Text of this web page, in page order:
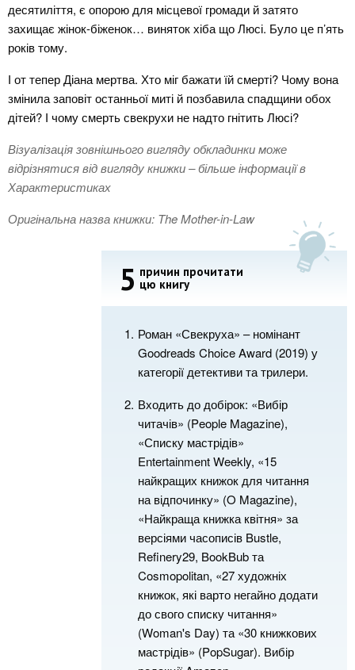
десятиліття, є опорою для місцевої громади й затято
захищає жінок-біженок… виняток хіба що Люсі. Було це п’ять
років тому.
І от тепер Діана мертва. Хто міг бажати їй смерті? Чому вона
змінила заповіт останньої миті й позбавила спадщини обох
дітей? І чому смерть свекрухи не надто гнітить Люсі?
Візуалізація зовнішнього вигляду обкладинки може
відрізнятися від вигляду книжки – більше інформації в
Характеристиках
Оригінальна назва книжки: The Mother-in-Law
5 причин прочитати
цю книгу
Роман «Свекруха» – номінант
Goodreads Choice Award (2019) у
категорії детективи та трилери.
Входить до добірок: «Вибір
читачів» (People Magazine),
«Списку мастрідів»
Entertainment Weekly, «15
найкращих книжок для читання
на відпочинку» (O Magazine),
«Найкраща книжка квітня» за
версіями часописів Bustle,
Refinery29, BookBub та
Cosmopolitan, «27 художніх
книжок, які варто негайно додати
до свого списку читання»
(Woman's Day) та «30 книжкових
мастрідів» (PopSugar). Вибір